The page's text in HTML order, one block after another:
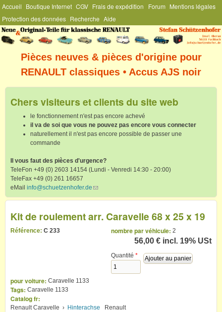
Aller au contenu principal
Menu Général
Accueil Boutique Internet CGV Frais de expédition Forum Mentions légales
Protection des données Recherche Aide
Stefan
Schützenhofer
Pièces neuves & pièces d'origine pour
RENAULT classiques • Accus AJS noir
Chers visiteurs et clients du site web
le fonctionnement n'est pas encore achevé
il va de soi que vous ne pouvez pas encore vous connecter
naturellement il n'est pas encore possible de passer une
commande
Il vous faut des pièces d'urgence?
TeleFon +49 (0) 2603 14154 (Lundi - Venredi 14:30 - 20:00)
TeleFax +49 (0) 261 16657
eMail info@schuetzenhofer.de (link sends e-mail)
Kit de roulement arr. Caravelle 68 x 25 x 19
Référence: C 233 nombre par véhicule: 2
56,00 € incl. 19% USt
Quantité *
pour voiture: Caravelle 1133
Tags: Caravelle 1133
Catalog fr:
Renault Caravelle › Hinterachse
Renault